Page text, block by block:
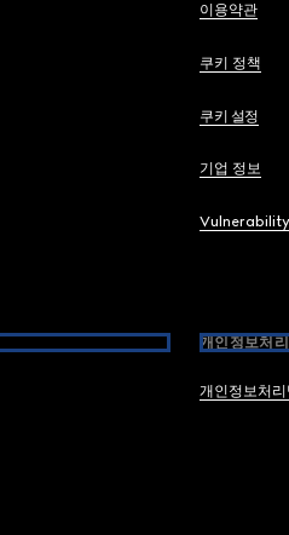
이용약관
쿠키 정책
쿠키 설정
기업 정보
개인정보처
개인정보처